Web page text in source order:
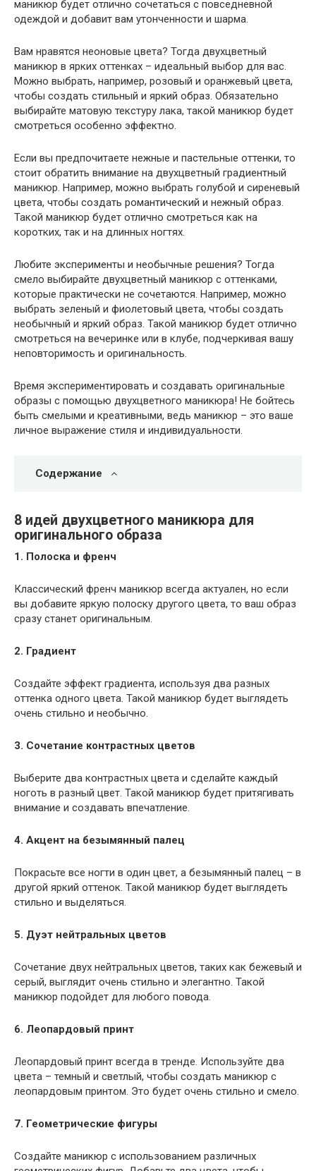
маникюр будет отлично сочетаться с повседневной
одеждой и добавит вам утонченности и шарма.
Вам нравятся неоновые цвета? Тогда двухцветный
маникюр в ярких оттенках – идеальный выбор для вас.
Можно выбрать, например, розовый и оранжевый цвета,
чтобы создать стильный и яркий образ. Обязательно
выбирайте матовую текстуру лака, такой маникюр будет
смотреться особенно эффектно.
Если вы предпочитаете нежные и пастельные оттенки, то
стоит обратить внимание на двухцветный градиентный
маникюр. Например, можно выбрать голубой и сиреневый
цвета, чтобы создать романтический и нежный образ.
Такой маникюр будет отлично смотреться как на
коротких, так и на длинных ногтях.
Любите эксперименты и необычные решения? Тогда
смело выбирайте двухцветный маникюр с оттенками,
которые практически не сочетаются. Например, можно
выбрать зеленый и фиолетовый цвета, чтобы создать
необычный и яркий образ. Такой маникюр будет отлично
смотреться на вечеринке или в клубе, подчеркивая вашу
неповторимость и оригинальность.
Время экспериментировать и создавать оригинальные
образы с помощью двухцветного маникюра! Не бойтесь
быть смелыми и креативными, ведь маникюр – это ваше
личное выражение стиля и индивидуальности.
Содержание
8 идей двухцветного маникюра для
оригинального образа
1. Полоска и френч
Классический френч маникюр всегда актуален, но если
вы добавите яркую полоску другого цвета, то ваш образ
сразу станет оригинальным.
2. Градиент
Создайте эффект градиента, используя два разных
оттенка одного цвета. Такой маникюр будет выглядеть
очень стильно и необычно.
3. Сочетание контрастных цветов
Выберите два контрастных цвета и сделайте каждый
ноготь в разный цвет. Такой маникюр будет притягивать
внимание и создавать впечатление.
4. Акцент на безымянный палец
Покрасьте все ногти в один цвет, а безымянный палец – в
другой яркий оттенок. Такой маникюр будет выглядеть
стильно и выделяться.
5. Дуэт нейтральных цветов
Сочетание двух нейтральных цветов, таких как бежевый и
серый, выглядит очень стильно и элегантно. Такой
маникюр подойдет для любого повода.
6. Леопардовый принт
Леопардовый принт всегда в тренде. Используйте два
цвета – темный и светлый, чтобы создать маникюр с
леопардовым принтом. Это будет очень стильно и смело.
7. Геометрические фигуры
Создайте маникюр с использованием различных